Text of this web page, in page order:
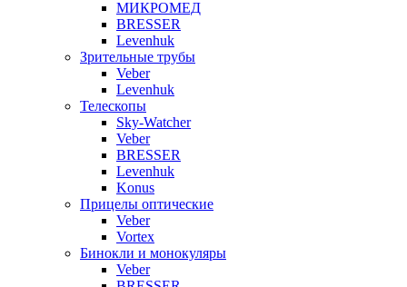
МИКРОМЕД
BRESSER
Levenhuk
Зрительные трубы
Veber
Levenhuk
Телескопы
Sky-Watcher
Veber
BRESSER
Levenhuk
Konus
Прицелы оптические
Veber
Vortex
Бинокли и монокуляры
Veber